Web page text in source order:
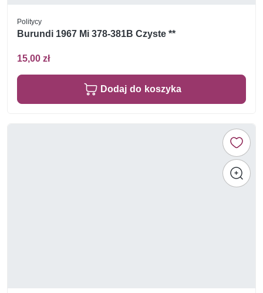
Politycy
Burundi 1967 Mi 378-381B Czyste **
15,00 zł
Dodaj do koszyka